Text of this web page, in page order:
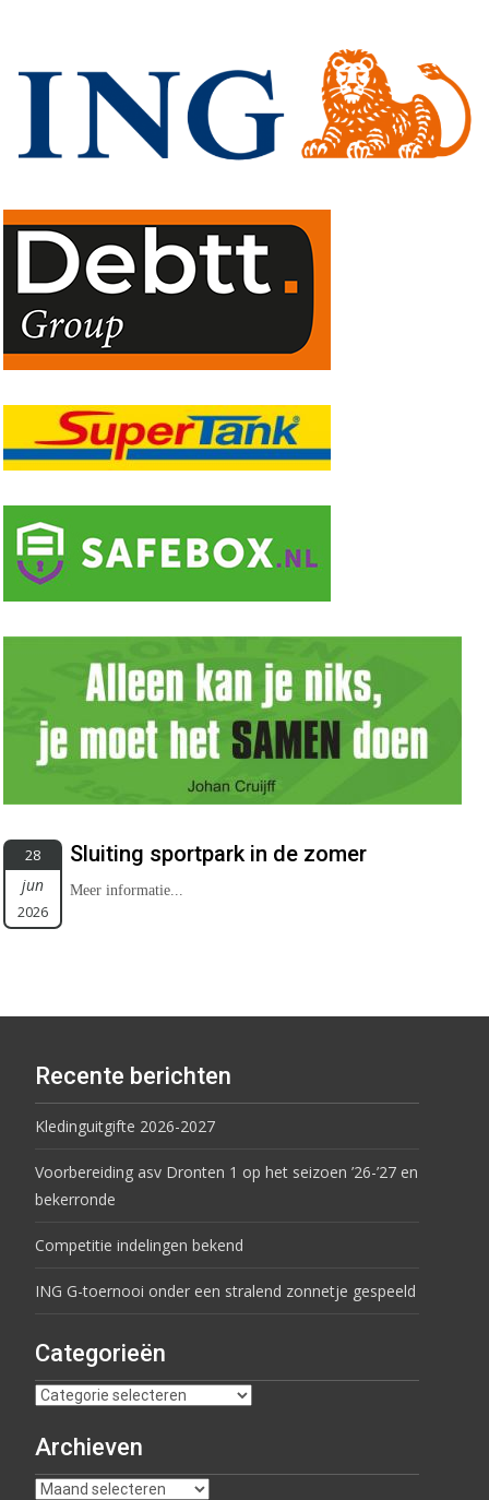
28
jun
2026
Sluiting sportpark in de zomer
Meer informatie...
Recente berichten
Kledinguitgifte 2026-2027
Voorbereiding asv Dronten 1 op het seizoen ’26-’27 en
bekerronde
Competitie indelingen bekend
ING G-toernooi onder een stralend zonnetje gespeeld
Categorieën
Archieven